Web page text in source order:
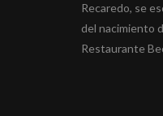
Recaredo, se
del nacimiento
Restaurante